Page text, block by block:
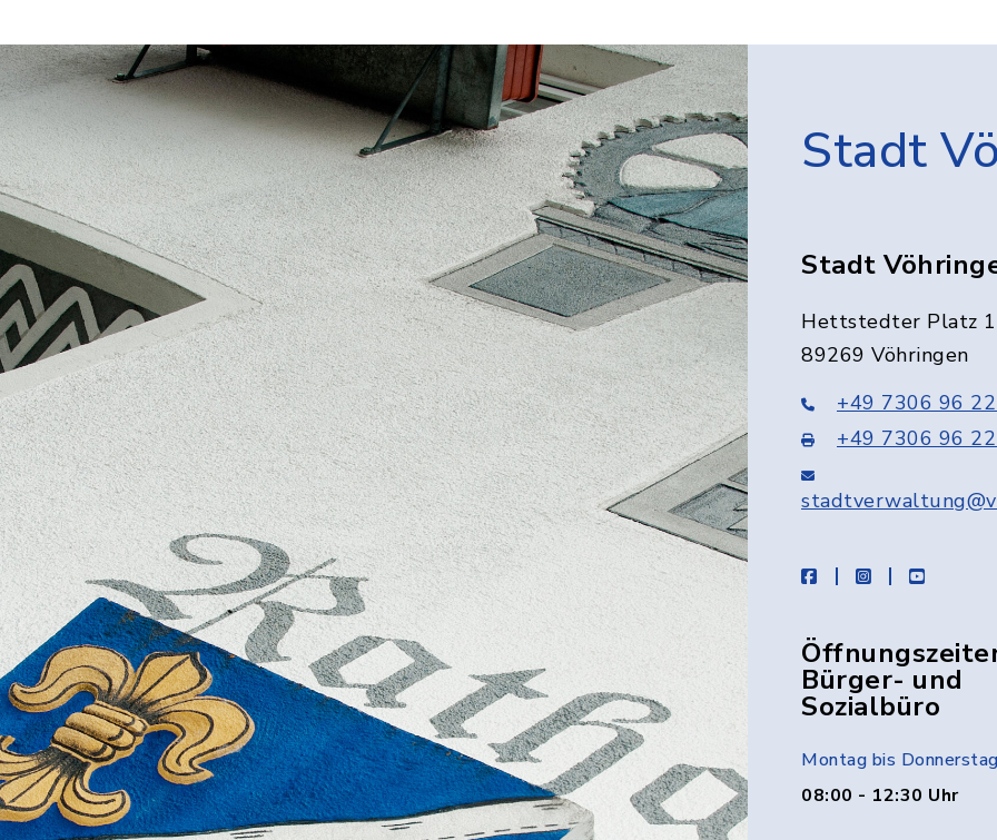
Stadt
Stadt
Hettstedter Platz 1
89269 Vöhringen
+49 7306 96
+49 7306 96
facebookinstagramyoutube
Bürger- und
Sozialbüro
Montag bis
08:00 - 12:30 Uhr